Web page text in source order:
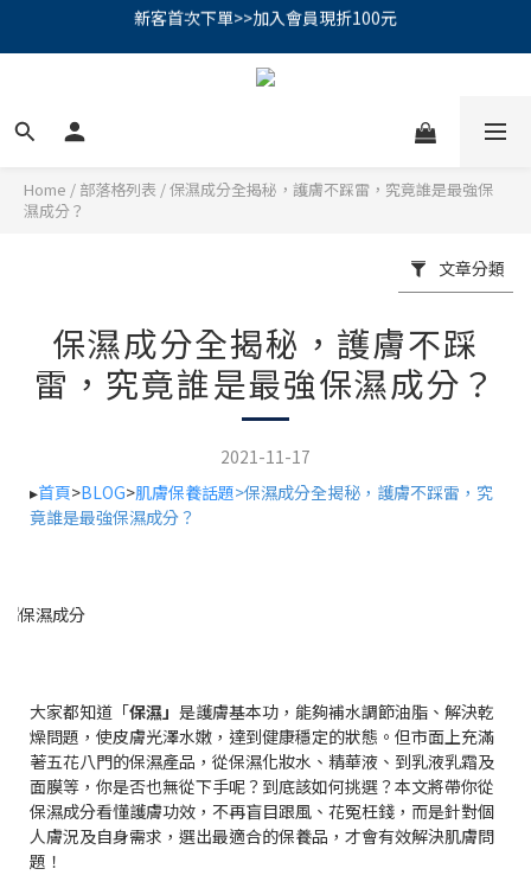
PSK 光防禦柔霧防曬棒｜小霧棒閃亮登場✨ 新品上市優惠中！
📢綁定LINE好友再領500｜👉點我綁定
Home / 部落格列表 /保濕成分全揭秘，護膚不踩雷，究竟誰是最強保
濕成分？
文章分類
保濕成分全揭秘，護膚不踩
雷，究竟誰是最強保濕成分？
2021-11-17
▸首頁>BLOG>肌膚保養話題>保濕成分全揭秘，護膚不踩雷，究
竟誰是最強保濕成分？
大家都知道「保濕」 是護膚基本功，能夠補水調節油脂、解決乾
燥問題，使皮膚光澤水嫩，達到健康穩定的狀態。但市面上充滿
著五花八門的保濕產品，從保濕化妝水、精華液、到乳液乳霜及
面膜等，你是否也無從下手呢？到底該如何挑選？本文將帶你從
保濕成分看懂護膚功效，不再盲目跟風、花冤枉錢，而是針對個
人膚況及自身需求，選出最適合的保養品，才會有效解決肌膚問
題！